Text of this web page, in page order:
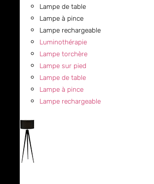
Lampe de table
Lampe à pince
Lampe rechargeable
Luminothérapie
Lampe torchère
Lampe sur pied
Lampe de table
Lampe à pince
Lampe rechargeable